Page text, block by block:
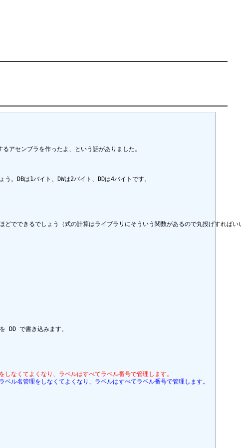
センブラを作ったよ、という話がありました。
DBは1バイト、DWは2バイト、DDは4バイトです。
できるでしょう（式の計算はライブラリにそういう関数があるので丸投げすればい
DD で書き込みます。
くてよくなり、ラベルはすべてラベル番号で管理します。
管理をしなくてよくなり、ラベルはすべてラベル番号で管理します。